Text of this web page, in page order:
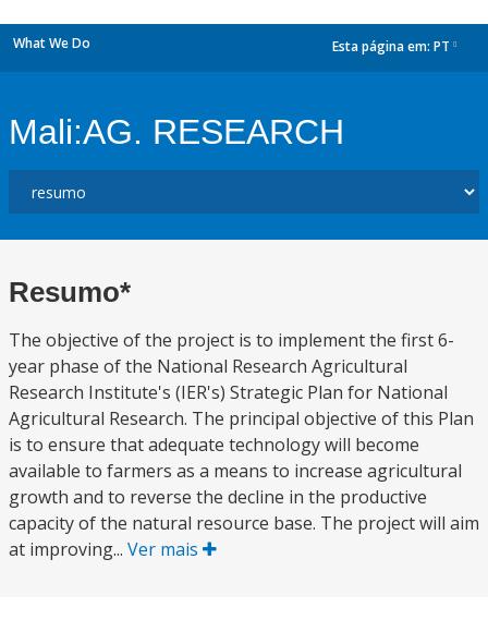
What We Do Esta página em: PT
Mali:AG. RESEARCH
Resumo*
The objective of the project is to implement the first 6-
year phase of the National Research Agricultural
Research Institute's (IER's) Strategic Plan for National
Agricultural Research. The principal objective of this Plan
is to ensure that adequate technology will become
available to farmers as a means to increase agricultural
growth and to reverse the decline in the productive
capacity of the natural resource base. The project will aim
at improving... Ver mais